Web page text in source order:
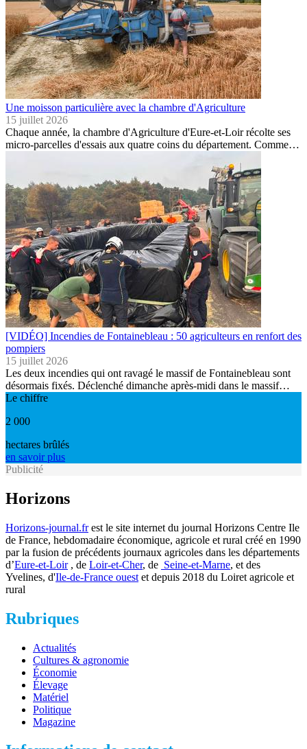
Une moisson particulière avec la chambre d'Agriculture
15 juillet 2026
Chaque année, la chambre d'Agriculture d'Eure-et-Loir récolte ses
micro-parcelles d'essais aux quatre coins du département. Comme…
[VIDÉO] Incendies de Fontainebleau : 50 agriculteurs en renfort des
pompiers
15 juillet 2026
Les deux incendies qui ont ravagé le massif de Fontainebleau sont
désormais fixés. Déclenché dimanche après-midi dans le massif…
Le chiffre
2 000
hectares brûlés
en savoir plus
Publicité
Horizons
Horizons-journal.frest le site internet du journal Horizons Centre Ile
de France, hebdomadaire économique, agricole et rural créé en 1990
par la fusion de précédents journaux agricoles dans les départements
d’Eure-et-Loir, de Loir-et-Cher, de Seine-et-Marne, et des
Yvelines, d'Ile-de-France ouest et depuis 2018 du Loiret agricole et
rural
Rubriques
Actualités
Cultures & agronomie
Économie
Élevage
Matériel
Politique
Magazine